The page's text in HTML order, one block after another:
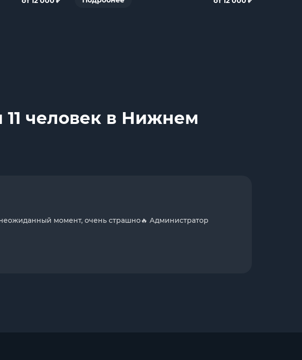
человек в Нижнем
момент, очень страшно🔥 Администратор